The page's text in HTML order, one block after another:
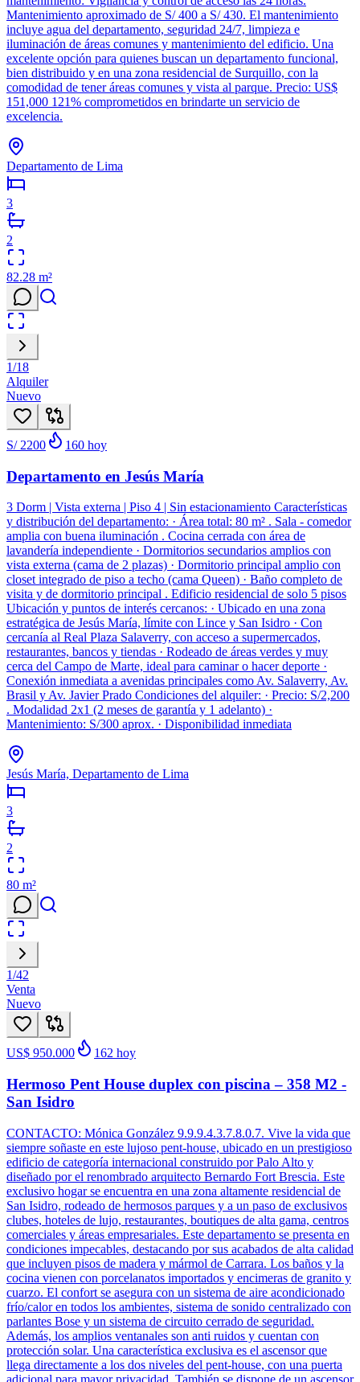
Mantenimiento aproximado de S/ 400 a S/ 430. El mantenimiento
incluye agua del departamento, seguridad 24/7, limpieza e
iluminación de áreas comunes y mantenimiento del edificio. Una
excelente opción para quienes buscan un departamento funcional,
bien distribuido y en una zona residencial de Surquillo, con la
comodidad de tener áreas comunes y vista al parque. Precio: US$
151,000 121% comprometidos en brindarte un servicio de
excelencia.
Departamento de Lima
3
2
82.28 m²
1/18
Alquiler
Nuevo
S/ 2200 160 hoy
Departamento en Jesús María
3 Dorm | Vista externa | Piso 4 | Sin estacionamiento Características
y distribución del departamento: · Área total: 80 m² . Sala - comedor
amplia con buena iluminación . Cocina cerrada con área de
lavandería independiente · Dormitorios secundarios amplios con
vista externa (cama de 2 plazas) · Dormitorio principal amplio con
closet integrado de piso a techo (cama Queen) · Baño completo de
visita y de dormitorio principal . Edificio residencial de solo 5 pisos
Ubicación y puntos de interés cercanos: · Ubicado en una zona
estratégica de Jesús María, límite con Lince y San Isidro · Con
cercanía al Real Plaza Salaverry, con acceso a supermercados,
restaurantes, bancos y tiendas · Rodeado de áreas verdes y muy
cerca del Campo de Marte, ideal para caminar o hacer deporte ·
Conexión inmediata a avenidas principales como Av. Salaverry, Av.
Brasil y Av. Javier Prado Condiciones del alquiler: · Precio: S/2,200
. Modalidad 2x1 (2 meses de garantía y 1 adelanto) ·
Mantenimiento: S/300 aprox. · Disponibilidad inmediata
Jesús María, Departamento de Lima
3
2
80 m²
1/42
Venta
Nuevo
US$ 950.000 162 hoy
Hermoso Pent House duplex con piscina – 358 M2 -
San Isidro
CONTACTO: Mónica González 9.9.9.4.3.7.8.0.7. Vive la vida que
siempre soñaste en este lujoso pent-house, ubicado en un prestigioso
edificio de categoría internacional construido por Palo Alto y
diseñado por el renombrado arquitecto Bernardo Fort Brescia. Este
exclusivo hogar se encuentra en una zona altamente residencial de
San Isidro, rodeado de hermosos parques y a un paso de exclusivos
clubes, hoteles de lujo, restaurantes, boutiques de alta gama, centros
comerciales y áreas empresariales. Este departamento se presenta en
condiciones impecables, destacando por sus acabados de alta calidad
que incluyen pisos de madera y mármol de Carrara. Los baños y la
cocina vienen con porcelanatos importados y encimeras de granito y
cuarzo. El confort se asegura con un sistema de aire acondicionado
frío/calor en todos los ambientes, sistema de sonido centralizado con
parlantes Bose y un sistema de circuito cerrado de seguridad.
Además, los amplios ventanales son anti ruidos y cuentan con
protección solar. Una característica exclusiva es el ascensor que
llega directamente a los dos niveles del pent-house, con una puerta
adicional para mayor privacidad. También se dispone de un ascensor